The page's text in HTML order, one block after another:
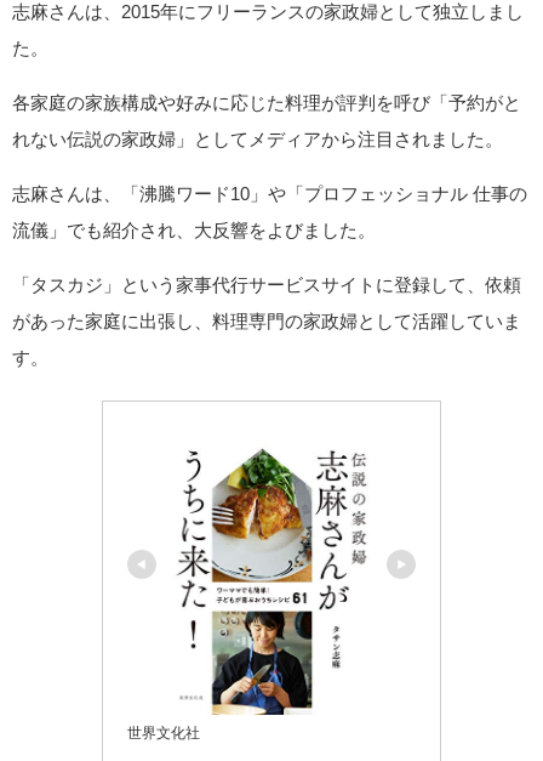
志麻さんは、2015年にフリーランスの家政婦として独立しまし
た。
各家庭の家族構成や好みに応じた料理が評判を呼び「予約がと
れない伝説の家政婦」としてメディアから注目されました。
志麻さんは、「沸騰ワード10」や「プロフェッショナル 仕事の
流儀」でも紹介され、大反響をよびました。
「タスカジ」という家事代行サービスサイトに登録して、依頼
があった家庭に出張し、料理専門の家政婦として活躍していま
す。
世界文化社